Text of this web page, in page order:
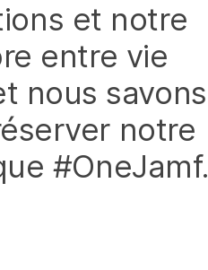
et notre
entre vie
nous savons
notre
#OneJamf.